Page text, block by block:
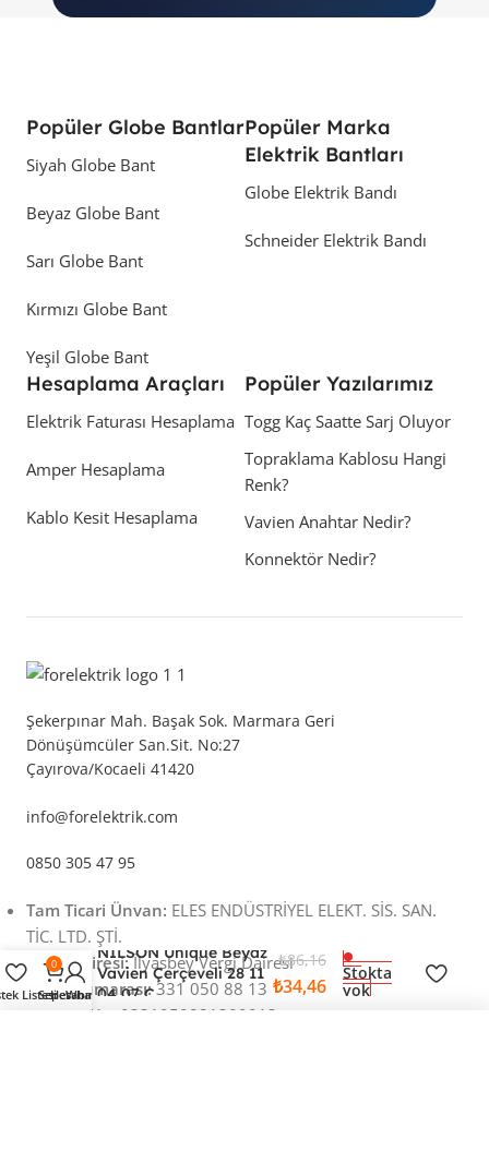
Popüler Globe Bantlar
Siyah Globe Bant
Beyaz Globe Bant
Sarı Globe Bant
Kırmızı Globe Bant
Yeşil Globe Bant
Popüler Marka
Elektrik Bantları
Globe Elektrik Bandı
Schneider Elektrik Bandı
Hesaplama Araçları
Elektrik Faturası Hesaplama
Amper Hesaplama
Kablo Kesit Hesaplama
Popüler Yazılarımız
Togg Kaç Saatte Sarj Oluyor
Topraklama Kablosu Hangi
Renk?
Vavien Anahtar Nedir?
Konnektör Nedir?
Şekerpınar Mah. Başak Sok. Marmara Geri
Dönüşümcüler San.Sit. No:27
Çayırova/Kocaeli 41420
info@forelektrik.com
0850 305 47 95
Tam Ticari Ünvan: ELES ENDÜSTRİYEL ELEKT. SİS. SAN.
TİC. LTD. ŞTİ.
Vergi Dairesi:İlyasbey Vergi Dairesi
Vergi Numarası:331 050 88 13
MERSİS No:
0331050881300013
NİLSON Unique Beyaz
Vavien Çerçeveli 28 11
04 07 Ç
₺86,16
₺34,46
Stokta
yok
Listesi
0
Sepet
Hesabım
Whatsapp